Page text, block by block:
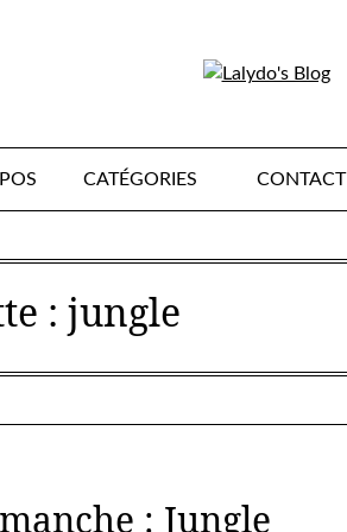
CATÉGORIES CONTACT
: jungle
: Jungle